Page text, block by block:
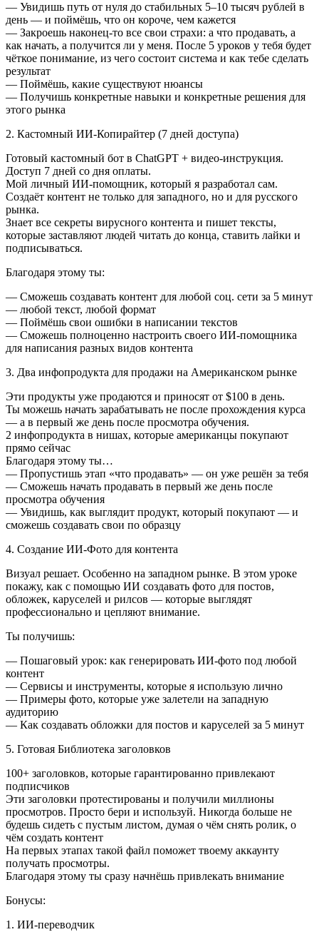
— Увидишь путь от нуля до стабильных 5–10 тысяч рублей в
день — и поймёшь, что он короче, чем кажется
— Закроешь наконец-то все свои страхи: а что продавать, а
как начать, а получится ли у меня. После 5 уроков у тебя будет
чёткое понимание, из чего состоит система и как тебе сделать
результат
— Поймёшь, какие существуют нюансы
— Получишь конкретные навыки и конкретные решения для
этого рынка
2. Кастомный ИИ-Копирайтер (7 дней доступа)
Готовый кастомный бот в ChatGPT + видео-инструкция.
Доступ 7 дней со дня оплаты.
Мой личный ИИ-помощник, который я разработал сам.
Создаёт контент не только для западного, но и для русского
рынка.
Знает все секреты вирусного контента и пишет тексты,
которые заставляют людей читать до конца, ставить лайки и
подписываться.
Благодаря этому ты:
— Сможешь создавать контент для любой соц. сети за 5 минут
— любой текст, любой формат
— Поймёшь свои ошибки в написании текстов
— Сможешь полноценно настроить своего ИИ-помощника
для написания разных видов контента
3. Два инфопродукта для продажи на Американском рынке
Эти продукты уже продаются и приносят от $100 в день.
Ты можешь начать зарабатывать не после прохождения курса
— а в первый же день после просмотра обучения.
2 инфопродукта в нишах, которые американцы покупают
прямо сейчас
Благодаря этому ты…
— Пропустишь этап «что продавать» — он уже решён за тебя
— Сможешь начать продавать в первый же день после
просмотра обучения
— Увидишь, как выглядит продукт, который покупают — и
сможешь создавать свои по образцу
4. Создание ИИ-Фото для контента
Визуал решает. Особенно на западном рынке. В этом уроке
покажу, как с помощью ИИ создавать фото для постов,
обложек, каруселей и рилсов — которые выглядят
профессионально и цепляют внимание.
Ты получишь:
— Пошаговый урок: как генерировать ИИ-фото под любой
контент
— Сервисы и инструменты, которые я использую лично
— Примеры фото, которые уже залетели на западную
аудиторию
— Как создавать обложки для постов и каруселей за 5 минут
5. Готовая Библиотека заголовков
100+ заголовков, которые гарантированно привлекают
подписчиков
Эти заголовки протестированы и получили миллионы
просмотров. Просто бери и используй. Никогда больше не
будешь сидеть с пустым листом, думая о чём снять ролик, о
чём создать контент
На первых этапах такой файл поможет твоему аккаунту
получать просмотры.
Благодаря этому ты сразу начнёшь привлекать внимание
Бонусы:
1. ИИ-переводчик